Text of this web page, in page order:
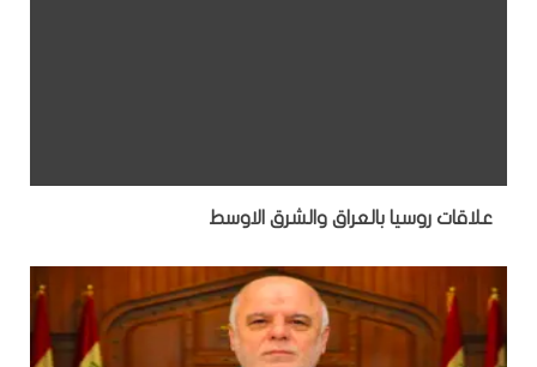
علاقات روسيا بالعراق والشرق الاوسط